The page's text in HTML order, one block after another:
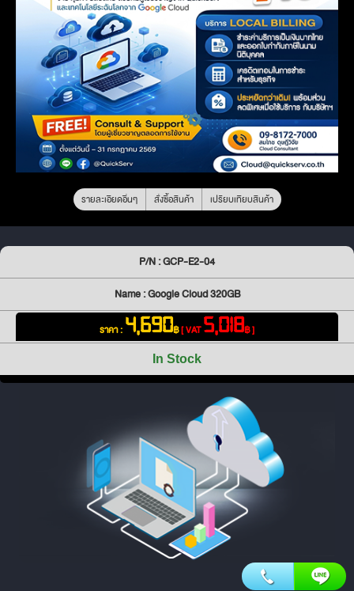
รายละเอียดอื่นๆ สั่งซื้อสินค้า เปรียบเทียบสินค้า
P/N : GCP-E2-04
Name : Google Cloud 320GB
ราคา : 4,690฿[ VAT5,018฿ ]
In Stock